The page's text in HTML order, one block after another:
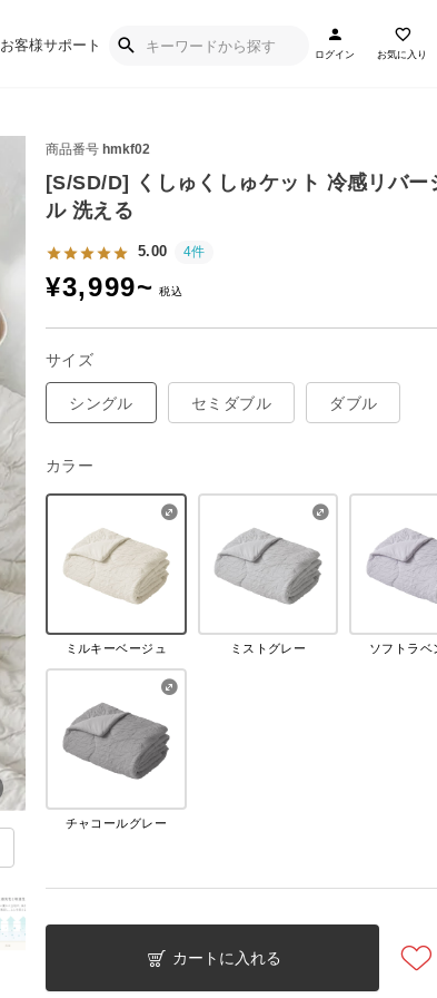
お客様サポート
ログイン お気に入り
商品番号 hmkf02
[S/SD/D] くしゅくしゅケット 冷感リバー
ル 洗える
5.00 4件
¥3,999~
サイズ
シングル セミダブル ダブル
カラー
ミルキーベージュ ミストグレー ソフトラベ
チャコールグレー
カートに入れる